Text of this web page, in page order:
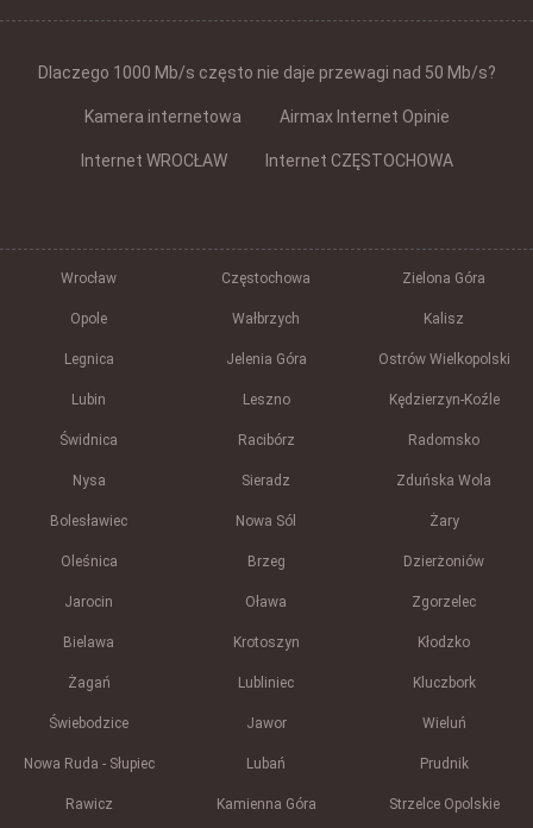
Dlaczego 1000 Mb/s często nie daje przewagi nad 50 Mb/s?
Kamera internetowa Airmax Internet Opinie
Internet WROCŁAW Internet CZĘSTOCHOWA
Wrocław Częstochowa Zielona Góra
Opole Wałbrzych Kalisz
Legnica Jelenia Góra Ostrów Wielkopolski
Lubin Leszno Kędzierzyn-Koźle
Świdnica Racibórz Radomsko
Nysa Sieradz Zduńska Wola
Bolesławiec Nowa Sól Żary
Oleśnica Brzeg Dzierżoniów
Jarocin Oława Zgorzelec
Bielawa Krotoszyn Kłodzko
Żagań Lubliniec Kluczbork
Świebodzice Jawor Wieluń
Nowa Ruda - Słupiec Lubań Prudnik
Rawicz Kamienna Góra Strzelce Opolskie